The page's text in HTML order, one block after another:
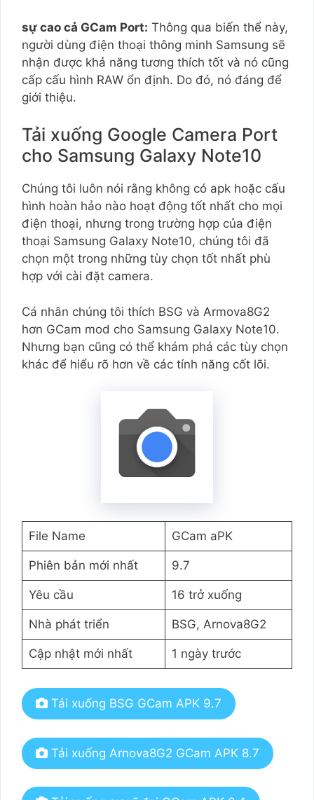
sự cao cả GCam Port: Thông qua biến thể này,
người dùng điện thoại thông minh Samsung sẽ
nhận được khả năng tương thích tốt và nó cũng
cấp cấu hình RAW ổn định. Do đó, nó đáng để
giới thiệu.
Tải xuống Google Camera Port
cho Samsung Galaxy Note10
Chúng tôi luôn nói rằng không có apk hoặc cấu
hình hoàn hảo nào hoạt động tốt nhất cho mọi
điện thoại, nhưng trong trường hợp của điện
thoại Samsung Galaxy Note10, chúng tôi đã
chọn một trong những tùy chọn tốt nhất phù
hợp với cài đặt camera.
Cá nhân chúng tôi thích BSG và Armova8G2
hơn GCam mod cho Samsung Galaxy Note10.
Nhưng bạn cũng có thể khám phá các tùy chọn
khác để hiểu rõ hơn về các tính năng cốt lõi.
File Name GCam aPK
Phiên bản mới nhất 9.7
Yêu cầu 16 trở xuống
Nhà phát triển BSG, Arnova8G2
Cập nhật mới nhất 1 ngày trước
Tải xuống BSG GCam APK 9.7
Tải xuống Arnova8G2 GCam APK 8.7